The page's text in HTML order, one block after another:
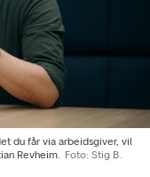
du får via arbeidsgiver, vil
Revheim.
Foto: Stig B.